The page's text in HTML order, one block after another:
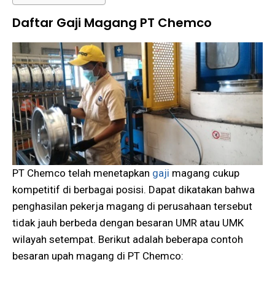
Daftar Gaji Magang PT Chemco
PT Chemco telah menetapkan gaji magang cukup
kompetitif di berbagai posisi. Dapat dikatakan bahwa
penghasilan pekerja magang di perusahaan tersebut
tidak jauh berbeda dengan besaran UMR atau UMK
wilayah setempat. Berikut adalah beberapa contoh
besaran upah magang di PT Chemco: